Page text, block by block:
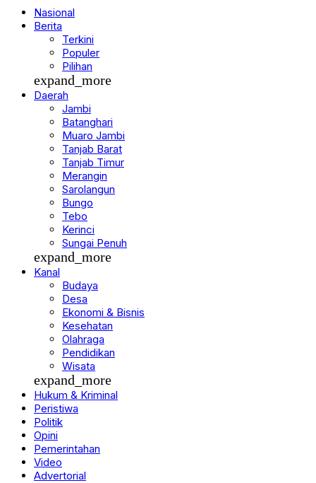
Nasional
Berita
Terkini
Populer
Pilihan
expand_more
Daerah
Jambi
Batanghari
Muaro Jambi
Tanjab Barat
Tanjab Timur
Merangin
Sarolangun
Bungo
Tebo
Kerinci
Sungai Penuh
expand_more
Kanal
Budaya
Desa
Ekonomi & Bisnis
Kesehatan
Olahraga
Pendidikan
Wisata
expand_more
Hukum & Kriminal
Peristiwa
Politik
Opini
Pemerintahan
Video
Advertorial